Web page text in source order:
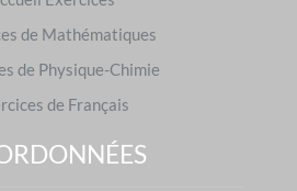
de Mathématiques
de Physique-Chimie
de Français